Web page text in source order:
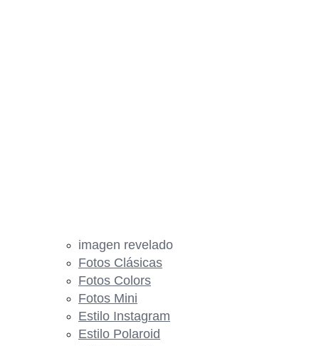
imagen revelado
Fotos Clásicas
Fotos Colors
Fotos Mini
Estilo Instagram
Estilo Polaroid